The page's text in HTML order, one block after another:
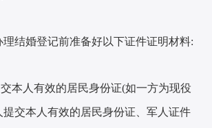
结婚登记前准备好以下证件证明材料:
本人有效的居民身份证(如一方为现役
交本人有效的居民身份证、军人证件